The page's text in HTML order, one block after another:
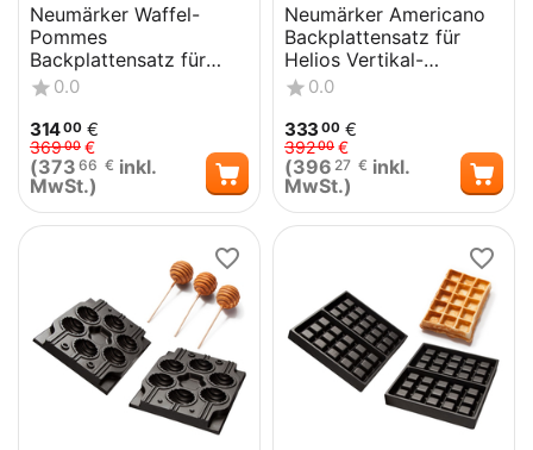
Neumärker Waffel-
Pommes
Backplattensatz für
SWiNG-Backsystem
0.0
31400 €
36900 €
(373 66 € inkl.
MwSt.)
Neumärker Americano
Backplattensatz für
Helios Vertikal-
Backsystem
0.0
333 00 €
39200 €
(396 27 € inkl.
MwSt.)